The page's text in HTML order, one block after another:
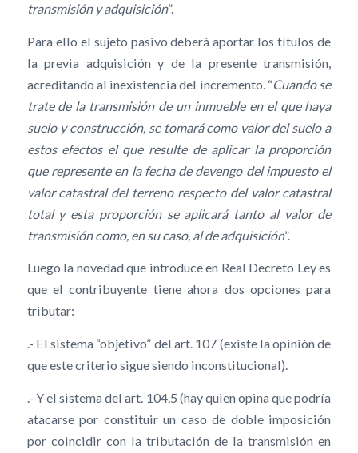
transmisión y adquisición”.
Para ello el sujeto pasivo deberá aportar los títulos de
la previa adquisición y de la presente transmisión,
acreditando al inexistencia del incremento. “Cuando se
trate de la transmisión de un inmueble en el que haya
suelo y construcción, se tomará como valor del suelo a
estos efectos el que resulte de aplicar la proporción
que represente en la fecha de devengo del impuesto el
valor catastral del terreno respecto del valor catastral
total y esta proporción se aplicará tanto al valor de
transmisión como, en su caso, al de adquisición”.
Luego la novedad que introduce en Real Decreto Ley es
que el contribuyente tiene ahora dos opciones para
tributar:
.- El sistema “objetivo” del art. 107 (existe la opinión de
que este criterio sigue siendo inconstitucional).
.- Y el sistema del art. 104.5 (hay quien opina que podría
atacarse por constituir un caso de doble imposición
por coincidir con la tributación de la transmisión en